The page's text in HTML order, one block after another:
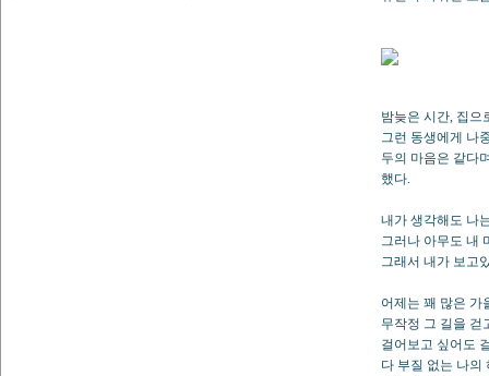
밤늦은 시간, 집으
그런 동생에게 나
두의 마음은 같다
했다.
내가 생각해도 나
그러나 아무도 내
그래서 내가 보고
어제는 꽤 많은 가
무작정 그 길을
걸어보고 싶어도
다 부질 없는 나의